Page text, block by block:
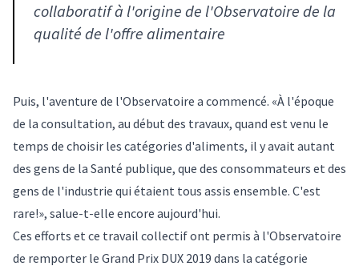
collaboratif à l'origine de l'Observatoire de la
qualité de l'offre alimentaire
Puis, l'aventure de l'Observatoire a commencé. «À l'époque
de la consultation, au début des travaux, quand est venu le
temps de choisir les catégories d'aliments, il y avait autant
des gens de la Santé publique, que des consommateurs et des
gens de l'industrie qui étaient tous assis ensemble. C'est
rare!», salue-t-elle encore aujourd'hui.
Ces efforts et ce travail collectif ont permis à l'Observatoire
de remporter le Grand Prix DUX 2019 dans la catégorie